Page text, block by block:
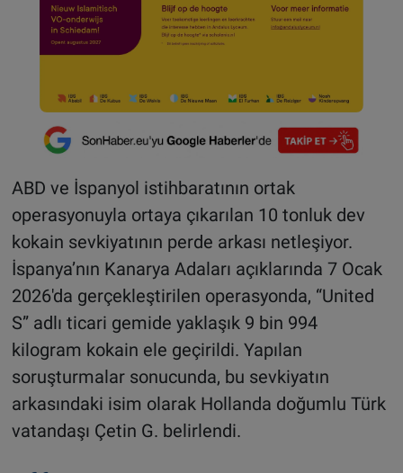
ABD ve İspanyol istihbaratının ortak
operasyonuyla ortaya çıkarılan 10 tonluk dev
kokain sevkiyatının perde arkası netleşiyor.
İspanya’nın Kanarya Adaları açıklarında 7 Ocak
2026'da gerçekleştirilen operasyonda, “United
S” adlı ticari gemide yaklaşık 9 bin 994
kilogram kokain ele geçirildi. Yapılan
soruşturmalar sonucunda, bu sevkiyatın
arkasındaki isim olarak Hollanda doğumlu Türk
vatandaşı Çetin G. belirlendi.